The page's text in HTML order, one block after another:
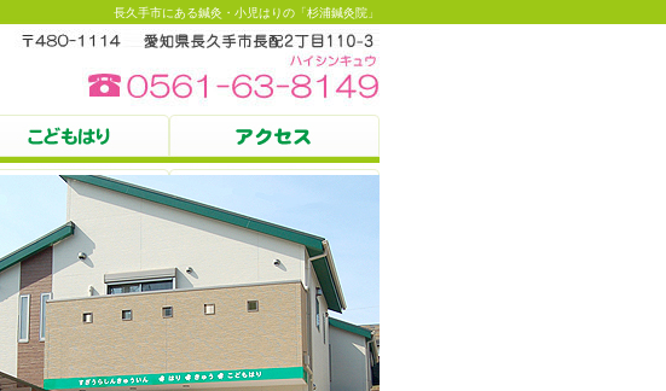
長久手市にある鍼灸・小児はりの「杉浦鍼灸院」